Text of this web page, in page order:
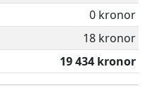
0 kronor
18 kronor
19 434 kronor